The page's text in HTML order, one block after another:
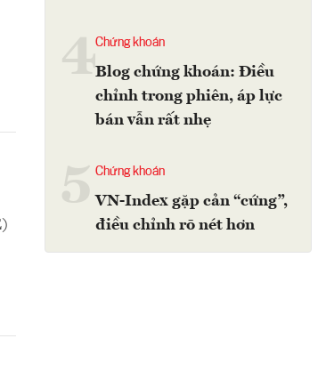
4Chứng khoán
Blog chứng khoán: Điều
chỉnh trong phiên, áp lực
bán vẫn rất nhẹ
Chứng khoán
VN-Index gặp cản “cứng”,
điều chỉnh rõ nét hơn